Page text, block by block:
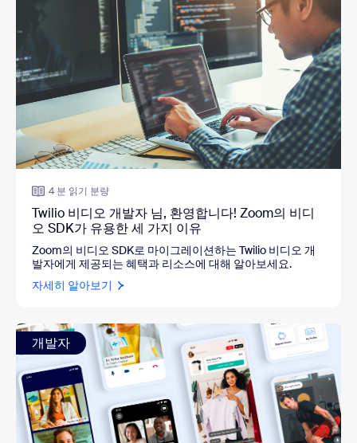
4 분 읽기 분량
Twilio 비디오 개발자 님, 환영합니다! Zoom의 비디
오 SDK가 유용한 세 가지 이유
Zoom의 비디오 SDK로 마이그레이션하는 Twilio 비디오 개
발자에게 제공되는 혜택과 리소스에 대해 알아보세요.
자세히 알아보기
개발자